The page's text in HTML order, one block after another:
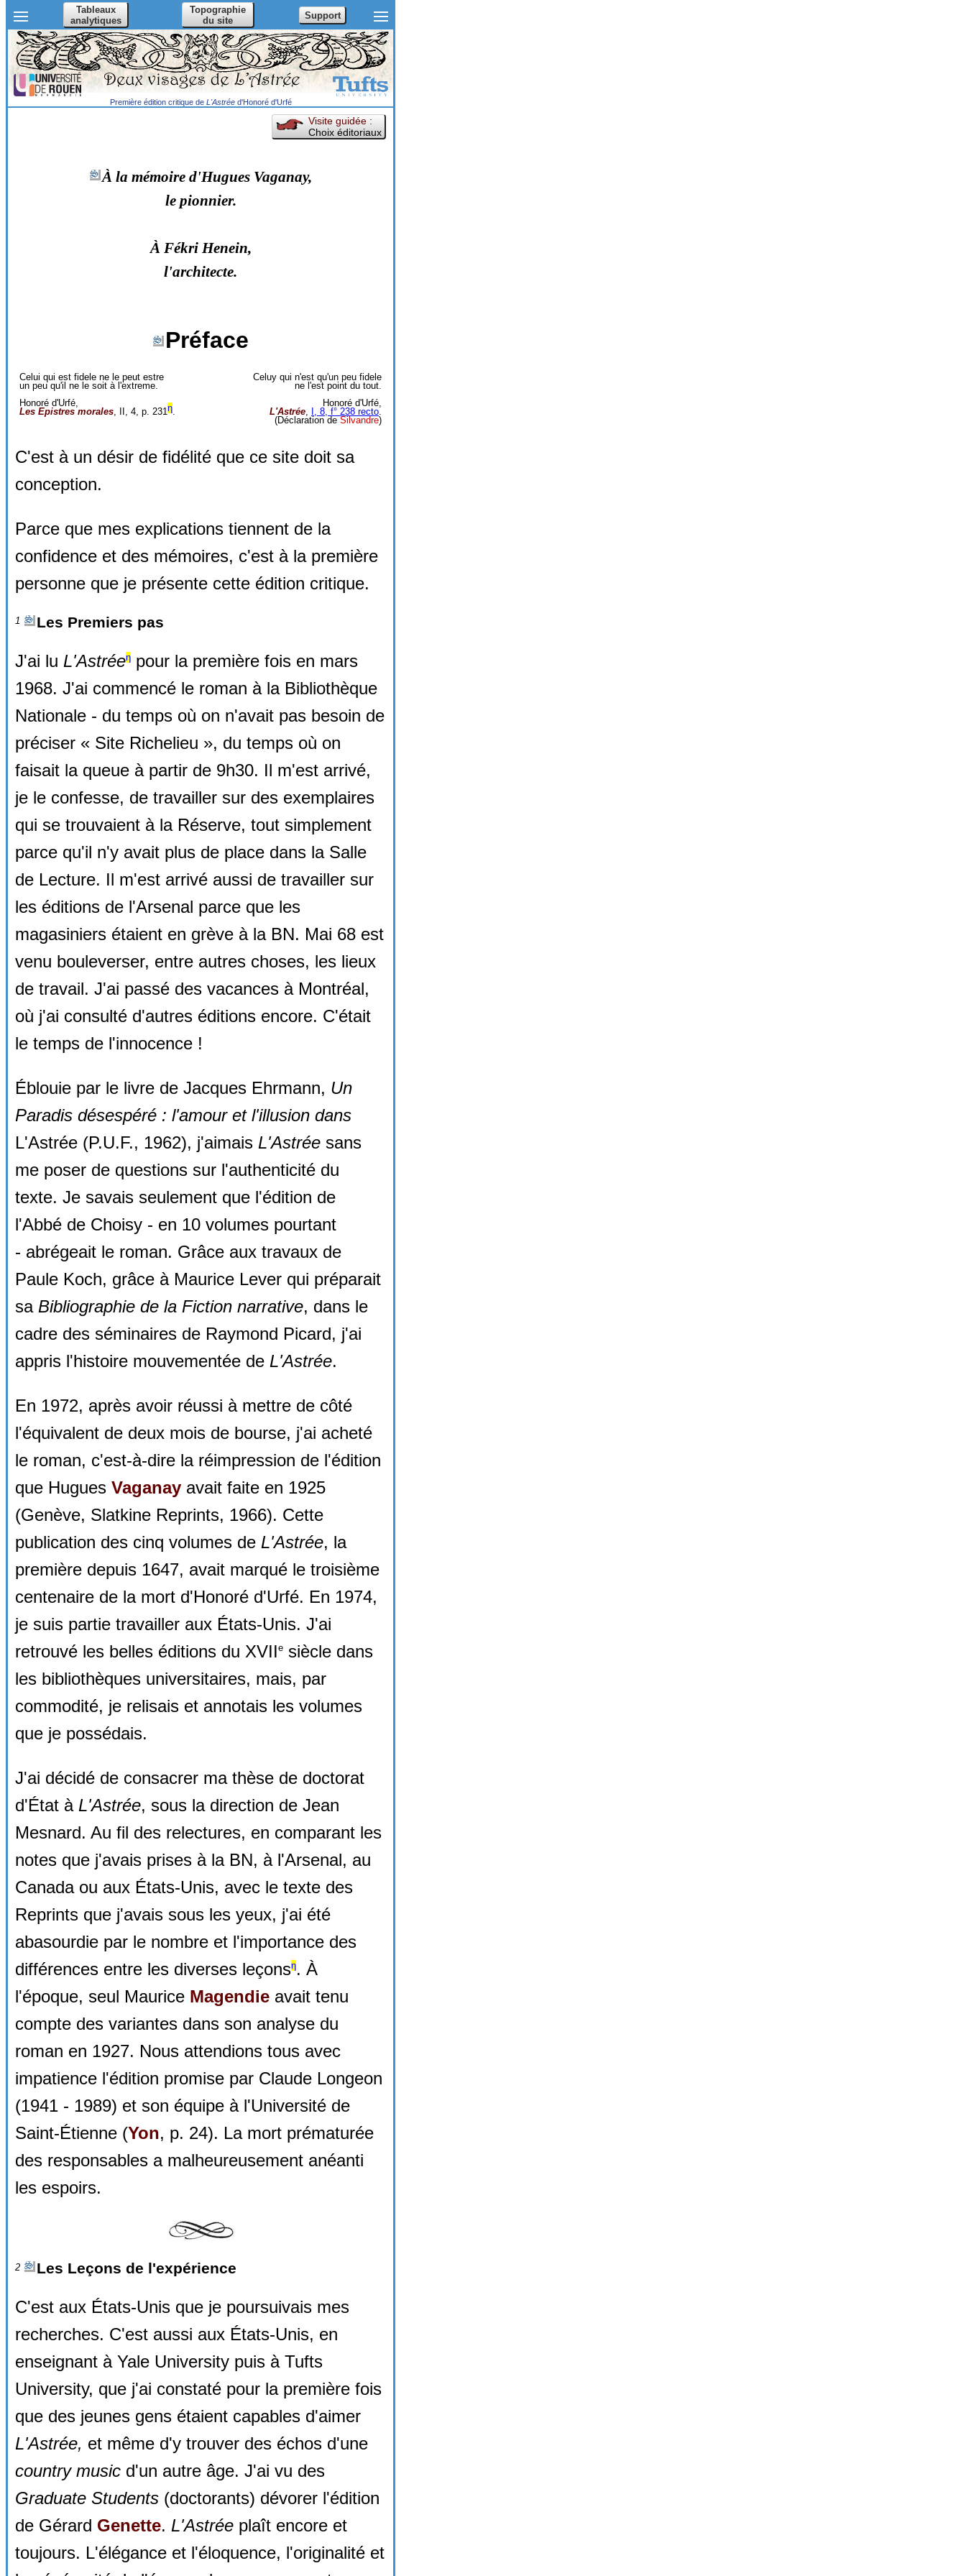
Tableaux
analytiques
Topographie
du site
Support
Première édition critique de L'Astréed'Honoré d'Urfé
Visite guidée :
Choix éditoriaux
À la mémoire d'Hugues Vaganay,
le pionnier.
À Fékri Henein,
l'architecte.
Préface
Celui qui est fidele ne le peut estre
un peu qu'il ne le soit à l'extreme.
Honoré d'Urfé,
Les Epistres morales, II, 4, p. 231η.
Celuy qui n'est qu'un peu fidele
ne l'est point du tout.
Honoré d'Urfé,
L'Astrée, I, 8, f° 238 recto.
(Déclaration de Silvandre)
C'est à un désir de fidélité que ce site doit sa
conception.
Parce que mes explications tiennent de la
confidence et des mémoires, c'est à la première
personne que je présente cette édition critique.
1 Les Premiers pas
J'ai lu L'Astréeη pour la première fois en mars
1968. J'ai commencé le roman à la Bibliothèque
Nationale - du temps où on n'avait pas besoin de
préciser « Site Richelieu », du temps où on
faisait la queue à partir de 9h30. Il m'est arrivé,
je le confesse, de travailler sur des exemplaires
qui se trouvaient à la Réserve, tout simplement
parce qu'il n'y avait plus de place dans la Salle
de Lecture. Il m'est arrivé aussi de travailler sur
les éditions de l'Arsenal parce que les
magasiniers étaient en grève à la BN. Mai 68 est
venu bouleverser, entre autres choses, les lieux
de travail. J'ai passé des vacances à Montréal,
où j'ai consulté d'autres éditions encore. C'était
le temps de l'innocence !
Éblouie par le livre de Jacques Ehrmann, Un
Paradis désespéré : l'amour et l'illusion dans
L'Astrée (P.U.F., 1962), j'aimais L'Astrée sans
me poser de questions sur l'authenticité du
texte. Je savais seulement que l'édition de
l'Abbé de Choisy - en 10 volumes pourtant
- abrégeait le roman. Grâce aux travaux de
Paule Koch, grâce à Maurice Lever qui préparait
sa Bibliographie de la Fiction narrative, dans le
cadre des séminaires de Raymond Picard, j'ai
appris l'histoire mouvementée de L'Astrée.
En 1972, après avoir réussi à mettre de côté
l'équivalent de deux mois de bourse, j'ai acheté
le roman, c'est-à-dire la réimpression de l'édition
que Hugues Vaganay avait faite en 1925
(Genève, Slatkine Reprints, 1966). Cette
publication des cinq volumes de L'Astrée, la
première depuis 1647, avait marqué le troisième
centenaire de la mort d'Honoré d'Urfé. En 1974,
je suis partie travailler aux États-Unis. J'ai
retrouvé les belles éditions du XVIIe siècle dans
les bibliothèques universitaires, mais, par
commodité, je relisais et annotais les volumes
que je possédais.
J'ai décidé de consacrer ma thèse de doctorat
d'État à L'Astrée, sous la direction de Jean
Mesnard. Au fil des relectures, en comparant les
notes que j'avais prises à la BN, à l'Arsenal, au
Canada ou aux États-Unis, avec le texte des
Reprints que j'avais sous les yeux, j'ai été
abasourdie par le nombre et l'importance des
différences entre les diverses leçonsη. À
l'époque, seul Maurice Magendie avait tenu
compte des variantes dans son analyse du
roman en 1927. Nous attendions tous avec
impatience l'édition promise par Claude Longeon
(1941 - 1989) et son équipe à l'Université de
Saint-Étienne (Yon, p. 24). La mort prématurée
des responsables a malheureusement anéanti
les espoirs.
2 Les Leçons de l'expérience
C'est aux États-Unis que je poursuivais mes
recherches. C'est aussi aux États-Unis, en
enseignant à Yale University puis à Tufts
University, que j'ai constaté pour la première fois
que des jeunes gens étaient capables d'aimer
L'Astrée, et même d'y trouver des échos d'une
country music d'un autre âge. J'ai vu des
Graduate Students (doctorants) dévorer l'édition
de Gérard Genette. L'Astrée plaît encore et
toujours. L'élégance et l'éloquence, l'originalité et